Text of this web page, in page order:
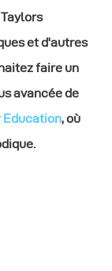
et d'autres
faire un
avancée de
Education, où